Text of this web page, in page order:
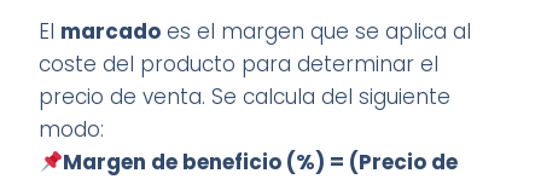
El marcado es el margen que se aplica al
coste del producto para determinar el
precio de venta. Se calcula del siguiente
modo:
Margen de beneficio (%) = (Precio de